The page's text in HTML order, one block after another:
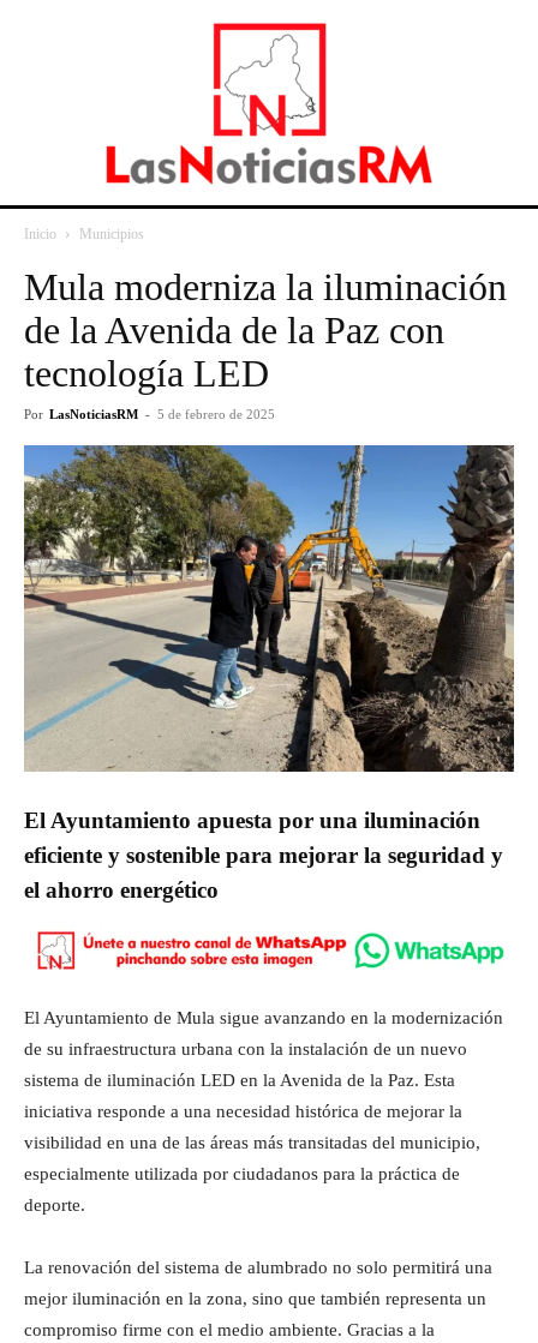
Inicio Municipios
Mula moderniza la iluminación
de la Avenida de la Paz con
tecnología LED
Por LasNoticiasRM - 5 de febrero de 2025
El Ayuntamiento apuesta por una iluminación
eficiente y sostenible para mejorar la seguridad y
el ahorro energético
El Ayuntamiento de Mula sigue avanzando en la modernización
de su infraestructura urbana con la instalación de un nuevo
sistema de iluminación LED en la Avenida de la Paz. Esta
iniciativa responde a una necesidad histórica de mejorar la
visibilidad en una de las áreas más transitadas del municipio,
especialmente utilizada por ciudadanos para la práctica de
deporte.
La renovación del sistema de alumbrado no solo permitirá una
mejor iluminación en la zona, sino que también representa un
compromiso firme con el medio ambiente. Gracias a la